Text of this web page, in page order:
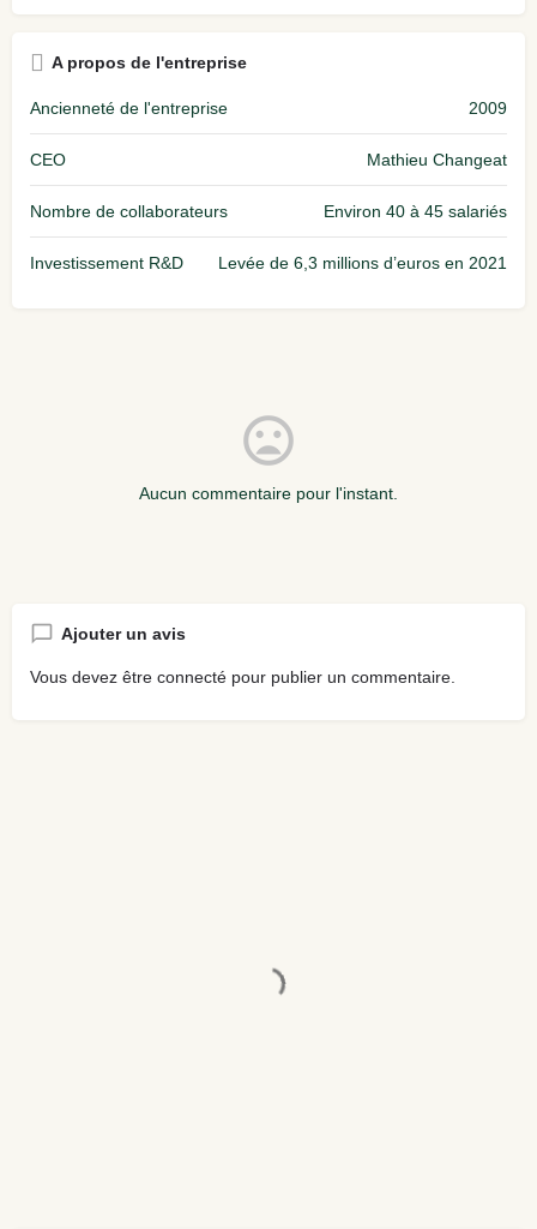
A propos de l'entreprise
Ancienneté de l'entreprise 2009
CEO Mathieu Changeat
Nombre de collaborateurs Environ 40 à 45 salariés
Investissement R&D Levée de 6,3 millions d’euros en 2021
Aucun commentaire pour l'instant.
Ajouter un avis
Vous devez être connecté pour publier un commentaire.